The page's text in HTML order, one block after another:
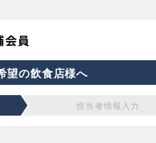
望の飲食店様へ
担当者情報入力